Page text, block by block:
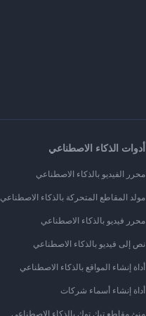
أدوات الذكاء الاصطناعي
محرر الفيديو بالذكاء الاصطناعي
مولد المقاطع المتحركة بالذكاء الاصطناعي
محرر فيديو بالذكاء الاصطناعي
نص إلى فيديو بالذكاء الاصطناعي
أداة إنشاء المواقع بالذكاء الاصطناعي
أداة إنشاء أسماء شركات
منئ مقاطع تيك توك بالذكاء الاصطناعي